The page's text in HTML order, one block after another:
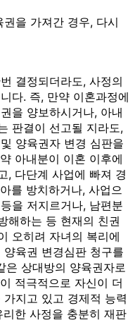
을 가져간 경우, 다시
결정되더라도, 사정의
다. 즉, 만약 이혼과정에
을 양보하시거나, 아내
판결이 선고될 지라도,
양육권자 변경 심판을
아내분이 이혼 이후에
, 다단계 사업에 빠져 경
를 방치하거나, 사업으
을 저지르거나, 남편분
해하는 등 현재의 친권
오히려 자녀의 복리에
육권 변경심판 청구를
은 상대방의 양육권자로
적극적으로 자신이 더
지고 있고 경제적 능력
한 사정을 충분히 재판